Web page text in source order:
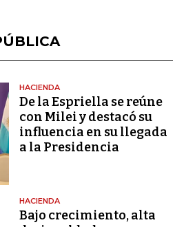
HACIENDA
De la Espriella se reúne
con Milei y destacó su
influencia en su llegada
a la Presidencia
HACIENDA
Bajo crecimiento, alta